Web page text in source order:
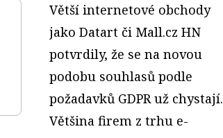
Větší internetové obchody
jako Datart či Mall.cz HN
potvrdily, že se na novou
podobu souhlasů podle
požadavků GDPR už chystají.
Většina firem z trhu e-